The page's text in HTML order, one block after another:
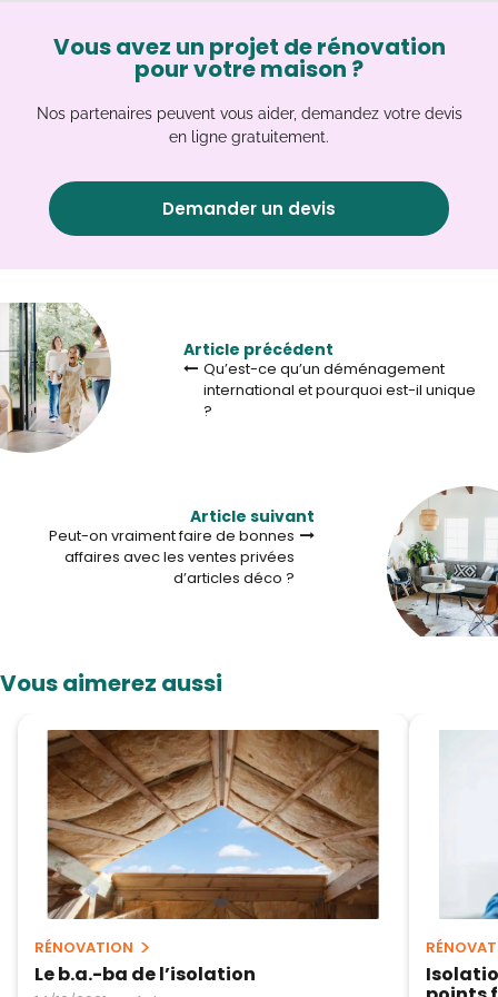
Vous avez un projet de rénovation
pour votre maison ?
Nos partenaires peuvent vous aider, demandez votre devis
en ligne gratuitement.
Demander un devis
Article précédent
Qu’est-ce qu’un déménagement
international et pourquoi est-il unique
?
Article suivant
Peut-on vraiment faire de bonnes
affaires avec les ventes privées
d’articles déco ?
Vous aimerez aussi
RÉNOVATION
Le b.a.-ba de l’isolation